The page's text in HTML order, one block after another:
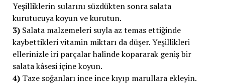
Yeşilliklerin sularını süzdükten sonra salata
kurutucuya koyun ve kurutun.
3)Salata malzemeleri suyla az temas ettiğinde
kaybettikleri vitamin miktarı da düşer. Yeşillikleri
ellerinizle iri parçalar halinde kopararak geniş bir
salata kâsesi içine koyun.
4)Taze soğanları ince ince kıyıp marullara ekleyin.